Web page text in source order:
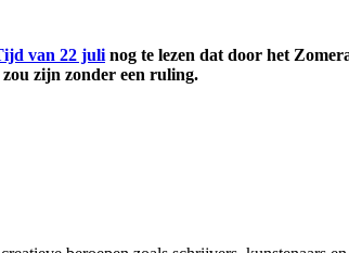
van 22 juli nog te lezen dat door het
zijn zonder een ruling.